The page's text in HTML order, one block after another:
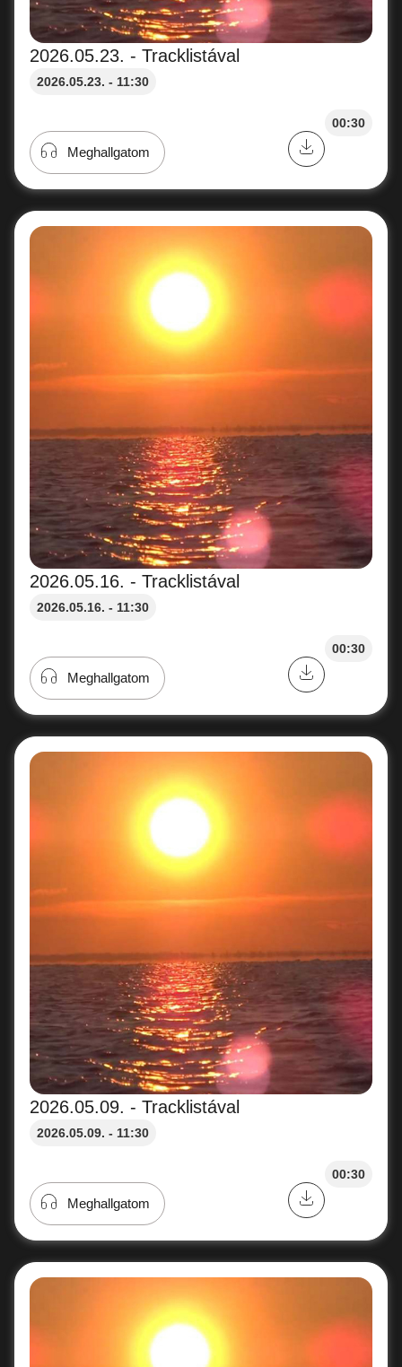
2026.05.23. - Tracklistával
2026.05.23. - 11:30
00:30
Meghallgatom
2026.05.16. - Tracklistával
2026.05.16. - 11:30
00:30
Meghallgatom
2026.05.09. - Tracklistával
2026.05.09. - 11:30
00:30
Meghallgatom